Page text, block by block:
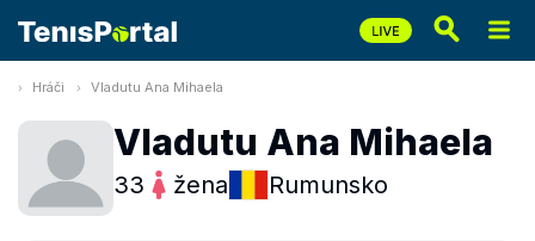
Hráči Vladutu Ana Mihaela
Vladutu Ana Mihaela
33 žena Rumunsko